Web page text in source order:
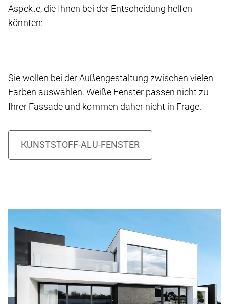
Aspekte, die Ihnen bei der Entscheidung helfen
könnten:
Sie wollen bei der Außengestaltung zwischen vielen
Farben auswählen. Weiße Fenster passen nicht zu
Ihrer Fassade und kommen daher nicht in Frage.